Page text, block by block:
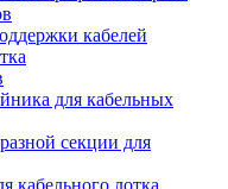
кабелей
для кабельных
секции для
кабельного лотка